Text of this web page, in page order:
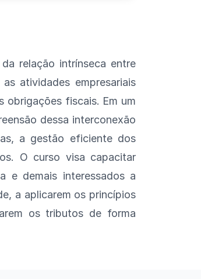
relação intrínseca entre
atividades empresariais
obrigações fiscais. Em um
dessa interconexão
a gestão eficiente dos
O curso visa capacitar
e demais interessados a
a aplicarem os princípios
os tributos de forma